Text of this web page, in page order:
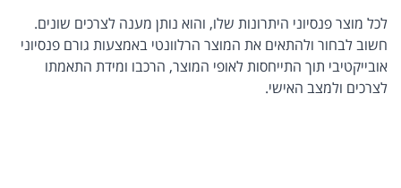
לכל מוצר פנסיוני היתרונות שלו, והוא נותן מענה לצרכים שונים.
חשוב לבחור ולהתאים את המוצר הרלוונטי באמצעות גורם פנסיוני
אובייקטיבי תוך התייחסות לאופי המוצר, הרכבו ומידת התאמתו
לצרכים ולמצב האישי.